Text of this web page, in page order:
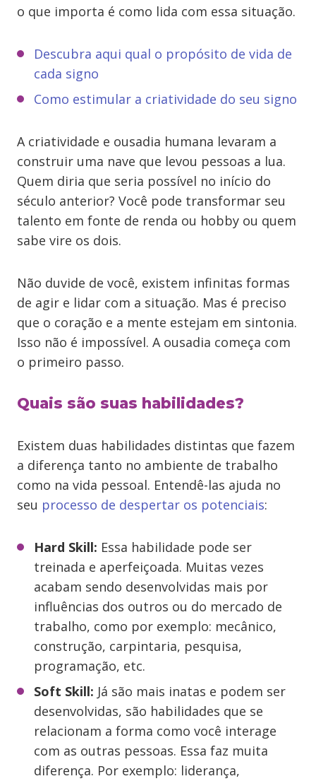
o que importa é como lida com essa situação.
Descubra aqui qual o propósito de vida de
cada signo
Como estimular a criatividade do seu signo
A criatividade e ousadia humana levaram a
construir uma nave que levou pessoas a lua.
Quem diria que seria possível no início do
século anterior? Você pode transformar seu
talento em fonte de renda ou hobby ou quem
sabe vire os dois.
Não duvide de você, existem infinitas formas
de agir e lidar com a situação. Mas é preciso
que o coração e a mente estejam em sintonia.
Isso não é impossível. A ousadia começa com
o primeiro passo.
Quais são suas habilidades?
Existem duas habilidades distintas que fazem
a diferença tanto no ambiente de trabalho
como na vida pessoal. Entendê-las ajuda no
seu processo de despertar os potenciais:
Hard Skill: Essa habilidade pode ser
treinada e aperfeiçoada. Muitas vezes
acabam sendo desenvolvidas mais por
influências dos outros ou do mercado de
trabalho, como por exemplo: mecânico,
construção, carpintaria, pesquisa,
programação, etc.
Soft Skill: Já são mais inatas e podem ser
desenvolvidas, são habilidades que se
relacionam a forma como você interage
com as outras pessoas. Essa faz muita
diferença. Por exemplo: liderança,